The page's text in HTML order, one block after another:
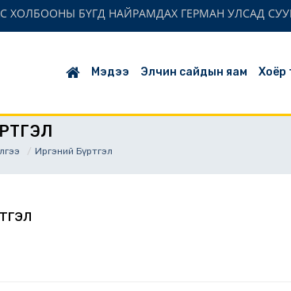
ХОЛБООНЫ БҮГД НАЙРАМДАХ ГЕРМАН УЛСАД
Мэдээ Элчин сайдын яам Хоёр
Иргэний Бүртгэл